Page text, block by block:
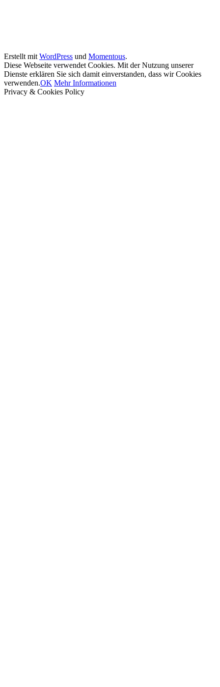
Erstellt mit WordPress und Momentous.
Diese Webseite verwendet Cookies. Mit der Nutzung unserer
Dienste erklären Sie sich damit einverstanden, dass wir Cookies
verwenden.OK Mehr Informationen
Privacy & Cookies Policy